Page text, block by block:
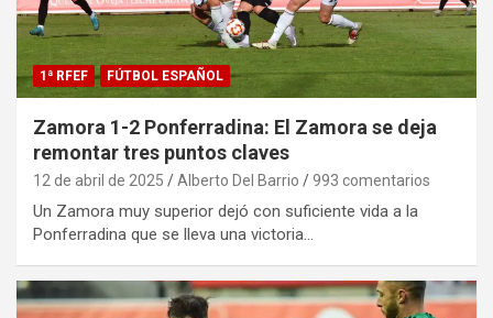
1ª RFEF FÚTBOL ESPAÑOL
Zamora 1-2 Ponferradina: El Zamora se deja
remontar tres puntos claves
12 de abril de 2025 Alberto Del Barrio 993 comentarios
Un Zamora muy superior dejó con suficiente vida a la
Ponferradina que se lleva una victoria…